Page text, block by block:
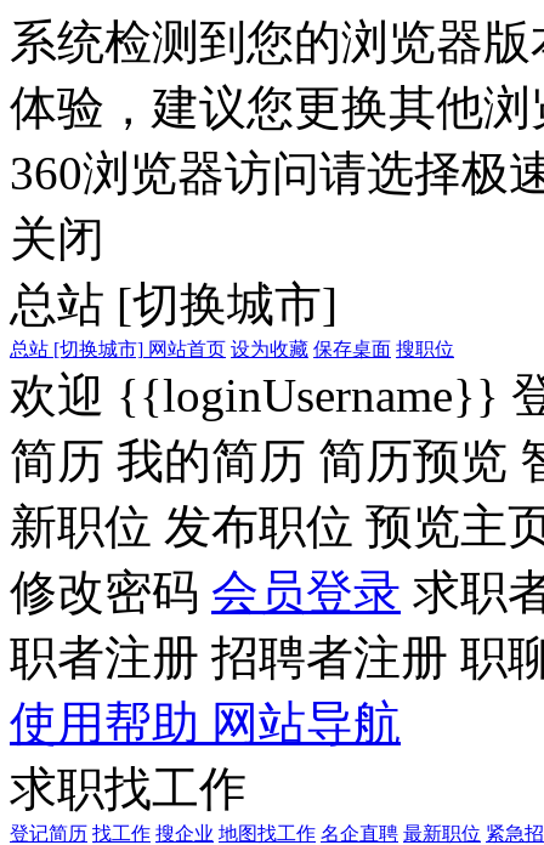
系统检测到您的浏览器
体验，建议您更换其他
360浏览器访问请选择极
关闭
总站 [切换城市]
总站 [切换城市] 网站首页 设为收藏 保存桌面 搜职位
欢迎 {{loginUsername}}
简历 我的简历 简历预览
新职位 发布职位 预览主
修改密码 会员登录 求职
职者注册 招聘者注册 职
使用帮助 网站导航
求职找工作
登记简历 找工作 搜企业 地图找工作 名企直聘 最新职位 紧急